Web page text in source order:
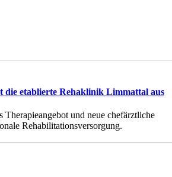
etablierte Rehaklinik Limmattal aus
Therapieangebot und neue chefärztliche
Rehabilitationsversorgung.